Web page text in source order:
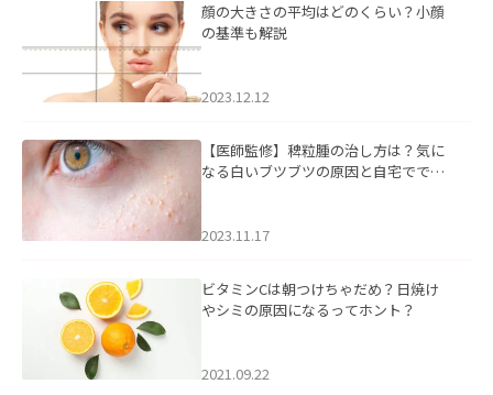
顔の大きさの平均はどのくらい？小顔
の基準も解説
2023.12.12
【医師監修】稗粒腫の治し方は？気に
なる白いブツブツの原因と自宅ででき
2023.11.17
ビタミンCは朝つけちゃだめ？日焼け
やシミの原因になるってホント？
2021.09.22